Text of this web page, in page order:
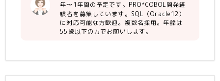
年〜1年間の予定です。PRO*COBOL開発経
験者を募集しています。SQL（Oracle12）
に対応可能な方歓迎。複数名採用。年齢は
55歳以下の方でお願いします。